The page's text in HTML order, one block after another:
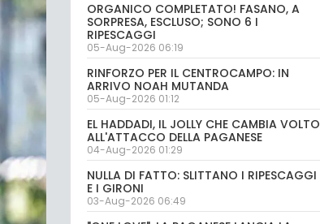
ORGANICO COMPLETATO! FASANO, A
SORPRESA, ESCLUSO; SONO 6 I
RIPESCAGGI
05-Aug-2026 06:19
RINFORZO PER IL CENTROCAMPO: IN
ARRIVO NOAH MUTANDA
05-Aug-2026 01:12
EL HADDADI, IL JOLLY CHE CAMBIA VOLTO
ALL'ATTACCO DELLA PAGANESE
04-Aug-2026 01:29
NULLA DI FATTO: SLITTANO I RIPESCAGGI
E I GIRONI
03-Aug-2026 06:49